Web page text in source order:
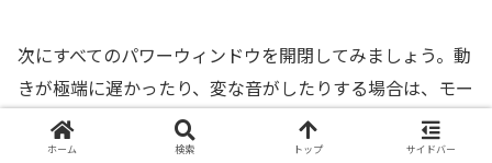
次にすべてのパワーウィンドウを開閉してみましょう。動
きが極端に遅かったり、変な音がしたりする場合は、モー
ターが寿命に近い証拠です。また、電動ミラーの調整や、
オーディオ、ナビゲーションが正しく作動するかも一つず
ホーム 検索 トップ サイドバー